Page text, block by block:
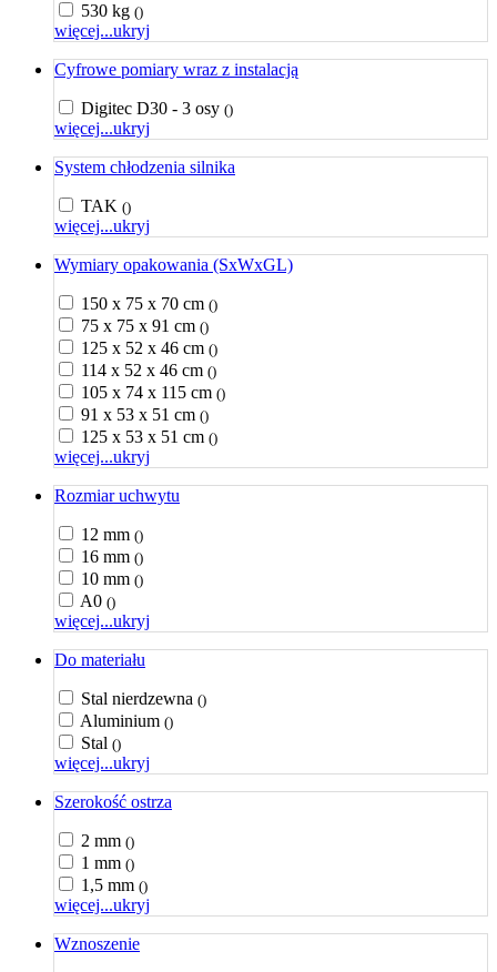
530 kg ()
więcej...ukryj
Cyfrowe pomiary wraz z instalacją
Digitec D30 - 3 osy ()
więcej...ukryj
System chłodzenia silnika
TAK ()
więcej...ukryj
Wymiary opakowania (SxWxGL)
150 x 75 x 70 cm ()
75 x 75 x 91 cm ()
125 x 52 x 46 cm ()
114 x 52 x 46 cm ()
105 x 74 x 115 cm ()
91 x 53 x 51 cm ()
125 x 53 x 51 cm ()
więcej...ukryj
Rozmiar uchwytu
12 mm ()
16 mm ()
10 mm ()
A0 ()
więcej...ukryj
Do materiału
Stal nierdzewna ()
Aluminium ()
Stal ()
więcej...ukryj
Szerokość ostrza
2 mm ()
1 mm ()
1,5 mm ()
więcej...ukryj
Wznoszenie